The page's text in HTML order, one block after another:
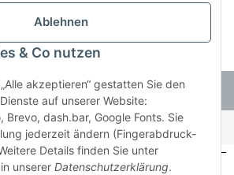
KG Besucherzähler: 3512485
Ablehnen
& Co nutzen
akzeptieren“ gestatten Sie den
auf unserer Website:
Brevo, dash.bar, Google Fonts. Sie
jederzeit ändern (Fingerabdruck-
Details finden Sie unter
unserer Datenschutzerklärung.